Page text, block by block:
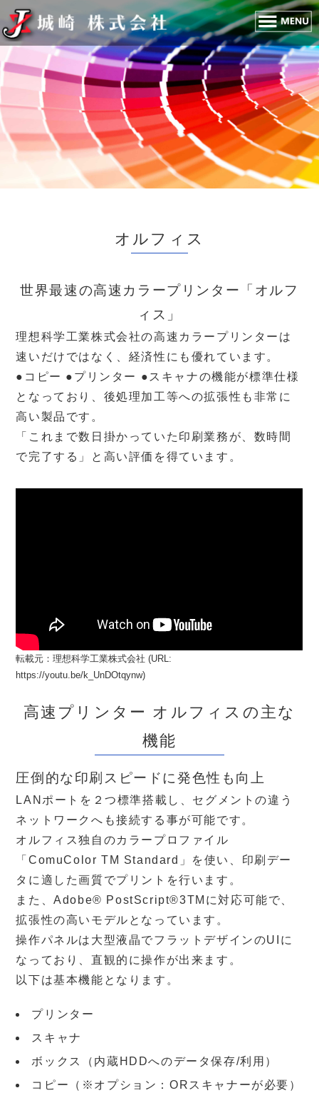
orphis
オルフィス
オルフィス
世界最速の高速カラープリンター「オルフ
ィス」
理想科学工業株式会社の高速カラープリンターは
速いだけではなく、経済性にも優れています。
●コピー ●プリンター ●スキャナの機能が標準仕様
となっており、後処理加工等への拡張性も非常に
高い製品です。
「これまで数日掛かっていた印刷業務が、数時間
で完了する」と高い評価を得ています。
転載元：理想科学工業株式会社 (URL:
https://youtu.be/k_UnDOtqynw)
高速プリンター オルフィスの主な
機能
圧倒的な印刷スピードに発色性も向上
LANポートを２つ標準搭載し、セグメントの違う
ネットワークへも接続する事が可能です。
オルフィス独自のカラープロファイル
「ComuColor TM Standard」を使い、印刷デー
タに適した画質でプリントを行います。
また、Adobe® PostScript®3TMに対応可能で、
拡張性の高いモデルとなっています。
操作パネルは大型液晶でフラットデザインのUIに
なっており、直観的に操作が出来ます。
以下は基本機能となります。
プリンター
スキャナ
ボックス（内蔵HDDへのデータ保存/利用）
コピー（※オプション：ORスキャナーが必要）